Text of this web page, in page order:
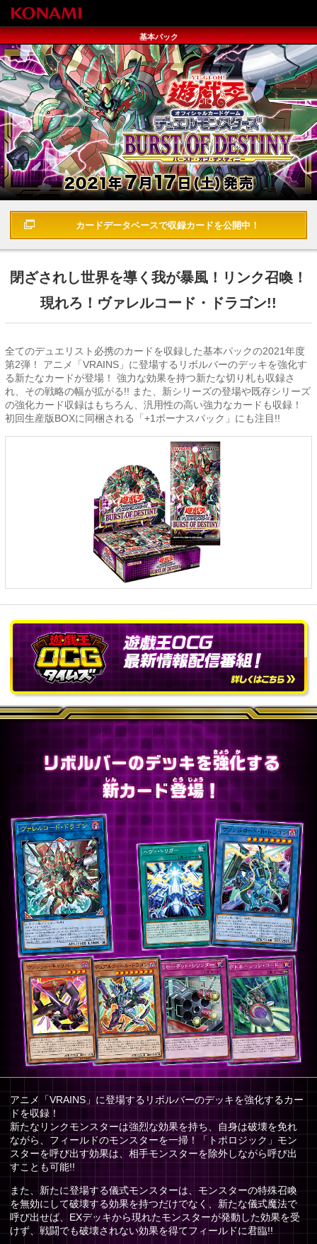
基本パック
カードデータベースで収録カードを公開中！
閉ざされし世界を導く我が暴風！リンク召喚！
現れろ！ヴァレルコード・ドラゴン!!
全てのデュエリスト必携のカードを収録した基本パックの2021年度
第2弾！ アニメ「VRAINS」に登場するリボルバーのデッキを強化す
る新たなカードが登場！ 強力な効果を持つ新たな切り札も収録さ
れ、その戦略の幅が拡がる!! また、新シリーズの登場や既存シリーズ
の強化カード収録はもちろん、汎用性の高い強力なカードも収録！
初回生産版BOXに同梱される「+1ボーナスパック」にも注目!!
アニメ「VRAINS」に登場するリボルバーのデッキを強化するカー
ドを収録！
新たなリンクモンスターは強烈な効果を持ち、自身は破壊を免れ
ながら、フィールドのモンスターを一掃！「トポロジック」モン
スターを呼び出す効果は、相手モンスターを除外しながら呼び出
すことも可能!!
また、新たに登場する儀式モンスターは、モンスターの特殊召喚
を無効にして破壊する効果を持つだけでなく、新たな儀式魔法で
呼び出せば、EXデッキから現れたモンスターが発動した効果を受
けず、戦闘でも破壊されない効果を得てフィールドに君臨!!